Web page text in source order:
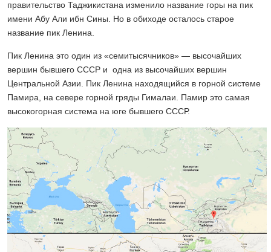
правительство Таджикистана изменило название горы на пик
имени Абу Али ибн Сины. Но в обиходе осталось старое
название пик Ленина.
Пик Ленина это один из «семитысячников» — высочайших
вершин бывшего СССР и одна из высочайших вершин
Центральной Азии. Пик Ленина находящийся в горной системе
Памира, на севере горной гряды Гималаи. Памир это самая
высокогорная система на юге бывшего СССР.